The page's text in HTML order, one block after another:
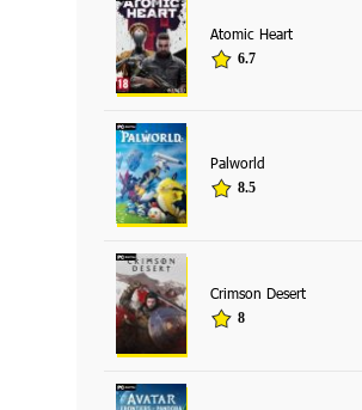
Atomic Heart
6.7
Palworld
8.5
Crimson Desert
8